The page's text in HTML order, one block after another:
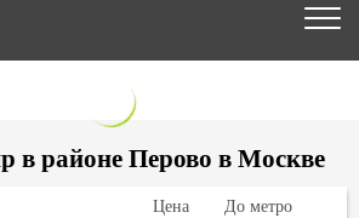
в районе Перово в Москве
Цена До метро